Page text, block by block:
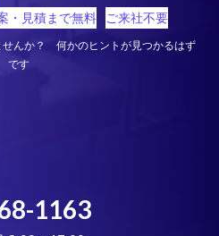
・見積まで無料 ご来社不要
せんか？ 何かのヒントが見つかるはず
です
1163